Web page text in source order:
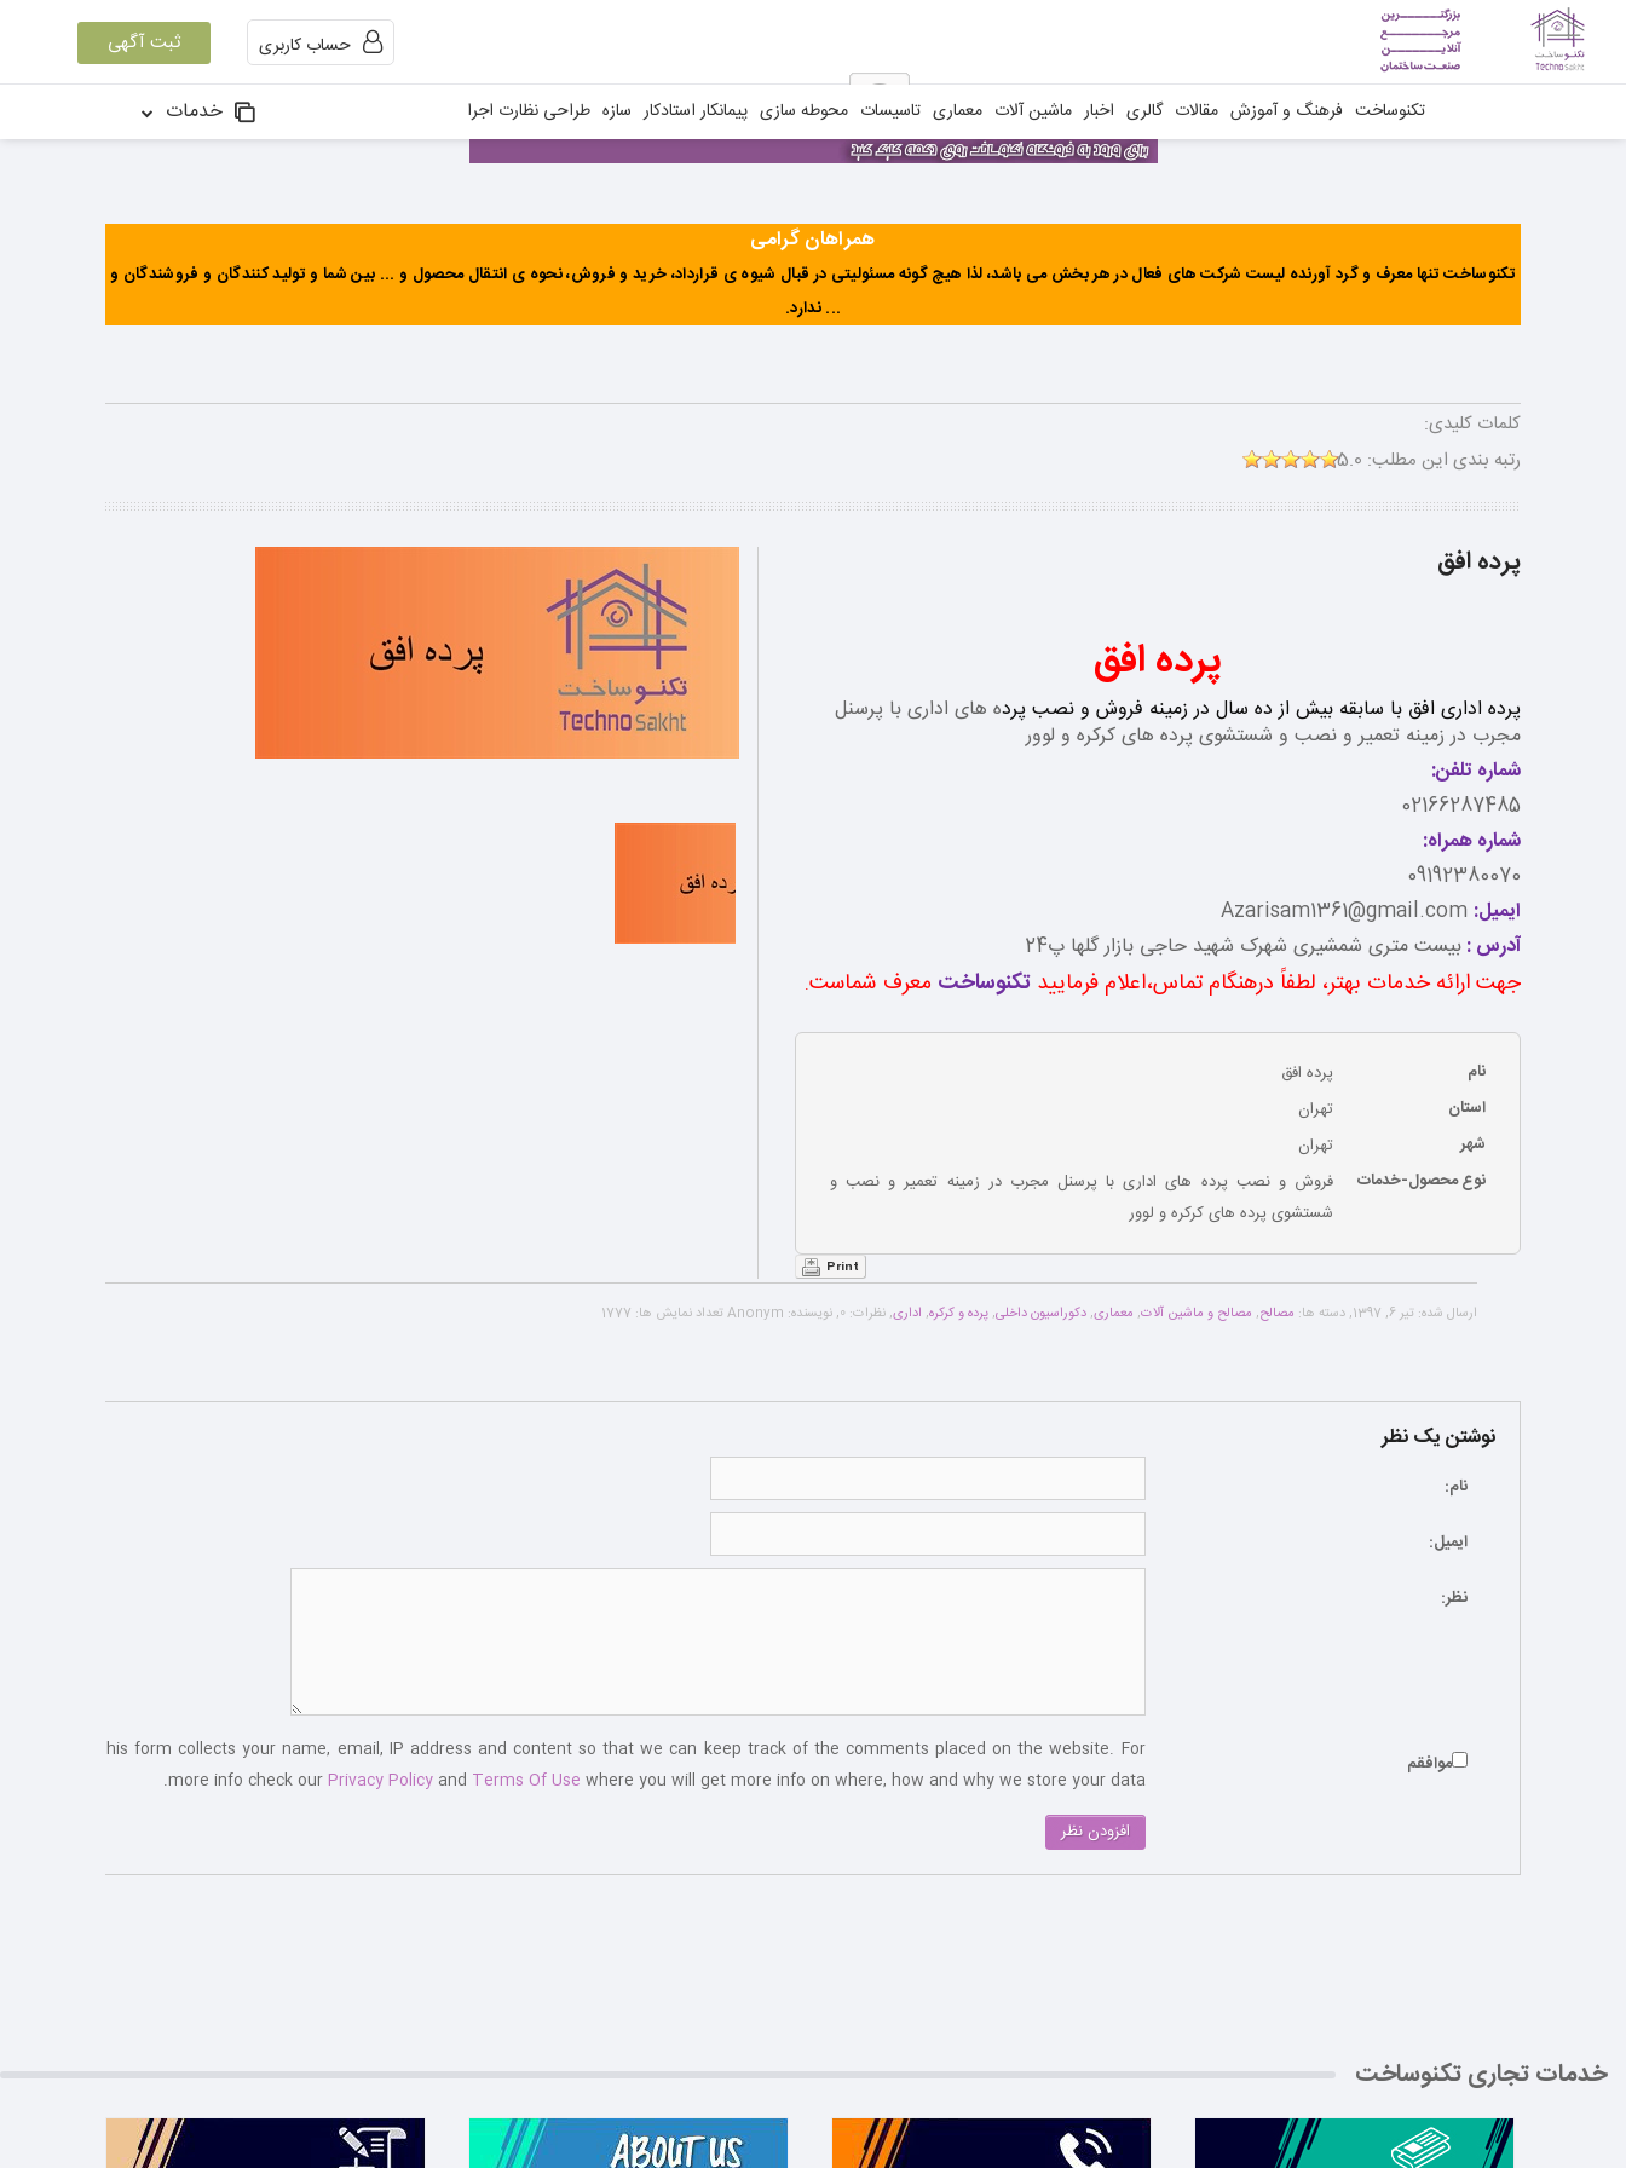
حساب کاربری ثبت آگهی
تکنوساخت فرهنگ و آموزش مقالات گالری اخبار ماشین آلات معماری تاسیسات محوطه سازی پیمانکار استادکار سازه طراحی نظارت اجرا خدمات
همراهان گرامی
تکنوساخت تنها معرف و گرد آورنده لیست شرکت های فعال در هر بخش می باشد، لذا هیچ گونه مسئولیتی در قبال شیوه ی قرارداد، خرید و فروش، نحوه ی انتقال محصول و ... بین شما و تولید کنندگان و فروشندگان و
... ندارد.
کلمات کلیدی:
رتبه بندی این مطلب: 5.0
پرده افق
پرده افق
پرده اداری افق با سابقه بیش از ده سال در زمینه فروش و نصب پرده های اداری با پرسنل
مجرب در زمینه تعمیر و نصب و شستشوی پرده های کرکره و لوور
شماره تلفن:
02166287485
شماره همراه:
09192380070
ایمیل:
آدرس :بیست متری شمشیری شهرک شهید حاجی بازار گلها پ24
جهت ارائه خدمات بهتر، لطفاً درهنگام تماس،اعلام فرمایید تکنوساخت معرف شماست.
نام
پرده افق
استان
تهران
شهر
تهران
نوع محصول-خدمات
فروش و نصب پرده های اداری با پرسنل مجرب در زمینه تعمیر و نصب و
شستشوی پرده های کرکره و لوور
Print
ارسال شده: تیر 6, 1397 , دسته ها: مصالح, مصالح و ماشین آلات, معماری, دکوراسیون داخلی, پرده و کرکره, اداری, نظرات: 0
, نویسنده: Anonym تعداد نمایش ها:
نوشتن یک نظر
نام:
ایمیل:
نظر:
موافقم
This form collects your name, email, IP address and content so that we can keep track of the comments placed on the website. For
more info check ourPrivacy Policyand Terms Of Use where you will get more info on where, how and why we store your data.
افزودن نظر
خدمات تجاری تکنوساخت